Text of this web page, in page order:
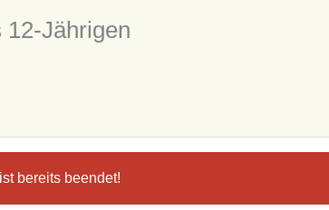
12-Jährigen
bereits beendet!